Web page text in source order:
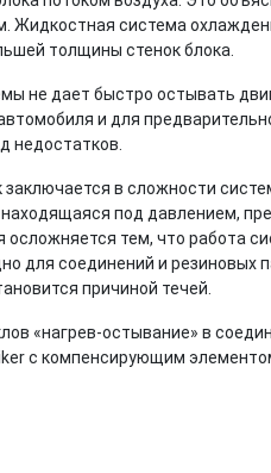
Жидкостная система
толщины стенок блока.
не дает быстро остывать
и для
недостатков.
в сложности
под давлением,
осложняется тем, что работа
для соединений и резиновых
причиной течей.
«нагрев-остывание» в
с компенсирующим